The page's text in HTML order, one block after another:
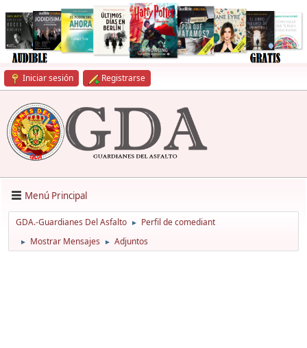
Iniciar sesión Registrarse
Menú Principal
GDA.-Guardianes Del Asfalto ► Perfil de comediant
► Mostrar Mensajes ► Adjuntos